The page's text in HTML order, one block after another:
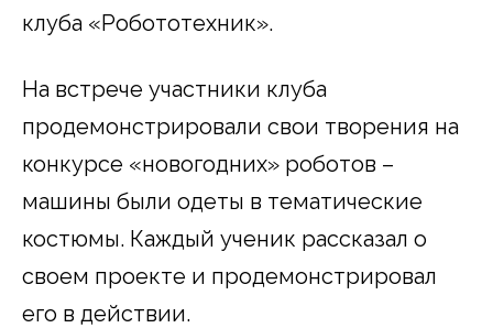
клуба «Робототехник».
На встрече участники клуба
продемонстрировали свои творения на
конкурсе «новогодних» роботов –
машины были одеты в тематические
костюмы. Каждый ученик рассказал о
своем проекте и продемонстрировал
его в действии.